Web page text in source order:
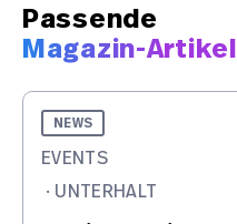
Passende
Magazin-Artikel
NEWS
EVENTS
· UNTERHALT